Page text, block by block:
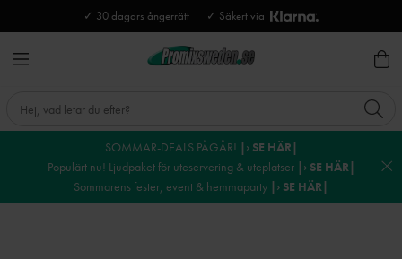
✓ 30 dagars ångerrätt ✓ Säkert via
SOMMAR-DEALS PÅGÅR! |› SE HÄR|
Populärt nu! Ljudpaket för uteservering & uteplatser |› SE HÄR|
Sommarens fester, event & hemmaparty |› SE HÄR|